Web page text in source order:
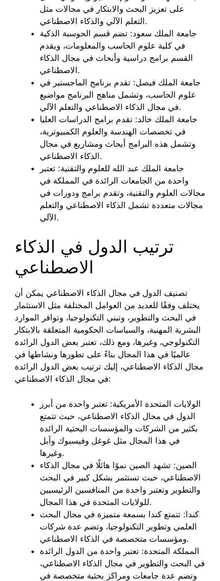
على تعزيز البحث والابتكار في مجالات مثل
التعلم الآلي والذكاء الاصطناعي.
جامعة الملك سعود: تضم قسم الحوسبة الذكية
في كلية علوم الحاسب والمعلومات، ويقدم
القسم برامج دراسية وأبحاث في مجال الذكاء
الاصطناعي.
جامعة الملك فيصل: تقدم برنامج الماجستير في
علوم الحاسب، وتشمل مناهج البرنامج مواضيع
في مجال الذكاء الاصطناعي والتعلم الآلي.
جامعة الملك خالد: تقدم برامج الدراسات العليا
في تخصصات الهندسة والعلوم الكمبيوترية،
وتشمل هذه البرامج أبحاث ومشاريع في مجال
الذكاء الاصطناعي.
جامعة الملك عبد الله للعلوم والتقنية: تعتبر
واحدة من الجامعات الرائدة في المملكة في
مجالات العلوم والتقنية، وتقدم برامج ودورات في
مجالات متعددة تشمل الذكاء الاصطناعي والتعلم
الآلي.
ترتيب الدول في الذكاء
الاصطناعي
تصنيف الدول في مجال الذكاء الاصطناعي يمكن أن
يختلف وفقًا للعديد من العوامل المختلفة مثل الاستثمار
في البحث والتطوير، وتبني التكنولوجيا، وتوافر الموارد
البشرية المهنية، والسياسات الحكومية المتعلقة بالابتكار
التكنولوجي، وغيرها، ومع ذلك، تعتبر بعض الدول الرائدة
عالميًا في هذا المجال بناءً على تطورها ونشاطها في
مجال الذكاء الاصطناعي، إليك ترتيب بعض الدول الرائدة
في مجال الذكاء الاصطناعي:
الولايات المتحدة الأمريكية: تعتبر واحدة من أبرز
الدول في مجال الذكاء الاصطناعي، حيث تتمتع
بكثير من الشركات والمؤسسات البحثية الرائدة
في هذا المجال مثل غوغل وفيسبوك وآبل
وغيرها.
الصين: تشهد الصين نموًا هائلًا في مجال الذكاء
الاصطناعي، حيث تستثمر بشكل كبير في البحث
والتطوير وتعتبر واحدة من المنافسين الرئيسيين
للولايات المتحدة في هذا المجال.
كندا: تتمتع كندا بسمعة متميزة في مجال البحث
العلمي وتطوير التكنولوجيا، وتضم عدة شركات
ومؤسسات متخصصة في الذكاء الاصطناعي.
المملكة المتحدة: تعتبر واحدة من الدول الرائدة
في البحث والتطوير في مجال الذكاء الاصطناعي،
وتضم عدة جامعات ومراكز بحثية متخصصة في